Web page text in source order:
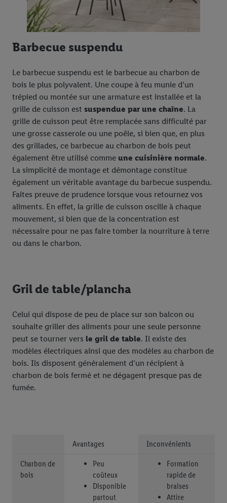
Barbecue suspendu
Le barbecue suspendu est le barbecue au charbon de
bois le plus polyvalent. Une coupe à feu munie d’un
trépied ou montée sur une armature est installée et la
grille de cuisson est suspendue par une chaîne. La
grille de cuisson peut être remplacée sans difficulté par
une grosse casserole ou une poêle, si bien que, en plus
des grillades, ce barbecue au charbon de bois peut
également être utilisé comme une cuisinière normale.
La simplicité de montage et démontage constitue
également un véritable avantage du barbecue suspendu.
Faites preuve de prudence lorsque vous retournez vos
aliments. En effet, la grille de cuisson oscille à chaque
mouvement, si bien que de la concentration est
nécessaire pour ne pas faire tomber la nourriture à terre
ou dans le charbon.
Gril de table/plancha
Celui qui dispose de peu de place sur son balcon ou
souhaite griller des aliments pour une seule personne
peut se tourner vers le gril de table. Il existe des
modèles électriques ainsi que des modèles au charbon de
bois. Ils disposent généralement d’un récipient à
charbon de bois fermé et ne dégagent presque pas de
fumée.
Avantages Inconvénients
Charbon de
bois
Peu
coûteux
Disponible
partout
Formation
rapide de
braises
Attire